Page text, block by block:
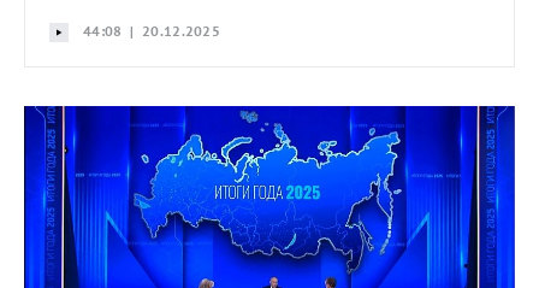
44:08 | 20.12.2025